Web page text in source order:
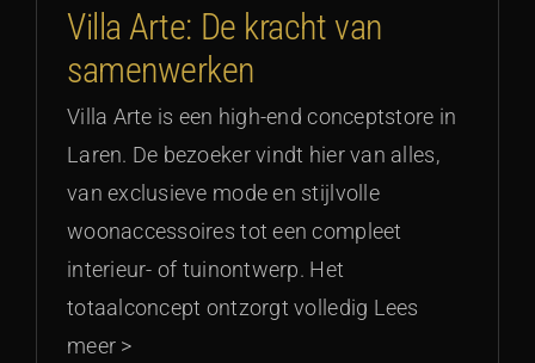
Villa Arte: De kracht van
samenwerken
Villa Arte is een high-end conceptstore in
Laren. De bezoeker vindt hier van alles,
van exclusieve mode en stijlvolle
woonaccessoires tot een compleet
interieur- of tuinontwerp. Het
totaalconcept ontzorgt volledig Lees
meer >